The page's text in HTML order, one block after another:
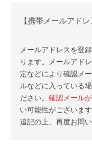
【携帯メールアド
メールアドレスを登
ります。メールアド
定などにより確認メ
ルなどに入っている
ださい。 確認メール
い可能性がございま
追記の上、再度お問